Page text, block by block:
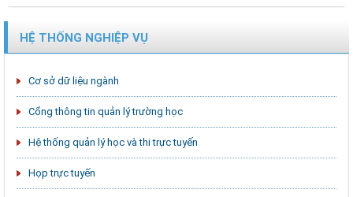
HỆ THỐNG NGHIỆP VỤ
Cơ sở dữ liệu ngành
Cổng thông tin quản lý trường học
Hệ thống quản lý học và thi trực tuyến
Họp trực tuyến